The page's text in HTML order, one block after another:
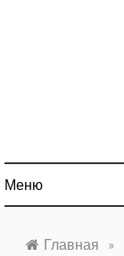
Меню
Главная »